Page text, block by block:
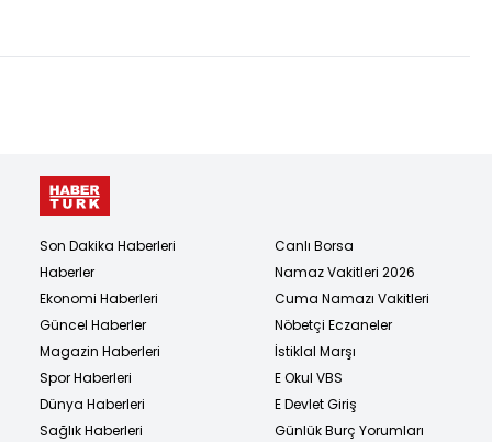
Son Dakika Haberleri
Haberler
Ekonomi Haberleri
Güncel Haberler
Magazin Haberleri
Spor Haberleri
Dünya Haberleri
Sağlık Haberleri
Canlı Borsa
Namaz Vakitleri 2026
Cuma Namazı Vakitleri
Nöbetçi Eczaneler
İstiklal Marşı
E Okul VBS
E Devlet Giriş
Günlük Burç Yorumları